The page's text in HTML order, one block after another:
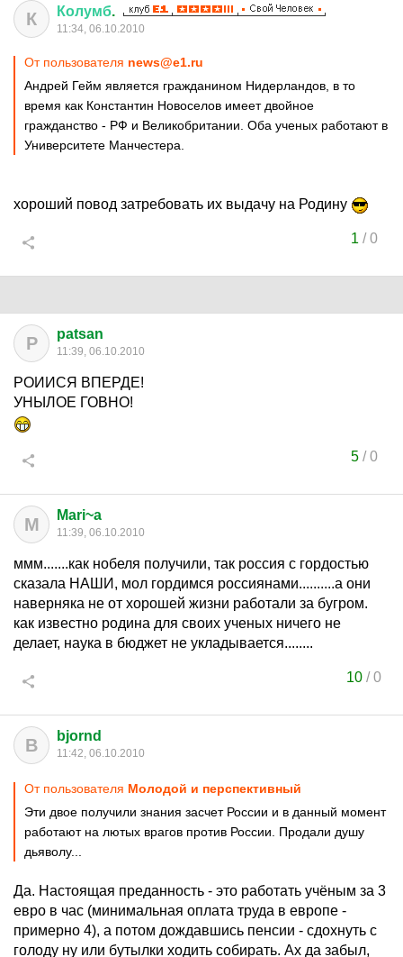
К Колумб.
11:34, 06.10.2010
От пользователя news@e1.ru
Андрей Гейм является гражданином Нидерландов, в то
время как Константин Новоселов имеет двойное
гражданство - РФ и Великобритании. Оба ученых работают в
Университете Манчестера.
хороший повод затребовать их выдачу на Родину
1 /0
P patsan
11:39, 06.10.2010
РОИИСЯ ВПЕРДЕ!
УНЫЛОЕ ГОВНО!
5/0
M Mari~a
11:39, 06.10.2010
ммм.......как нобеля получили, так россия с гордостью
сказала НАШИ, мол гордимся россиянами..........а они
наверняка не от хорошей жизни работали за бугром.
как известно родина для своих ученых ничего не
делает, наука в бюджет не укладывается........
10 /0
B bjornd
11:42, 06.10.2010
От пользователя Молодой и перспективный
Эти двое получили знания засчет России и в данный момент
работают на лютых врагов против России. Продали душу
дьяволу...
Да. Настоящая преданность - это работать учёным за 3
евро в час (минимальная оплата труда в европе -
примерно 4), а потом дождавшись пенсии - сдохнуть с
голоду ну или бутылки ходить собирать. Ах да забыл,